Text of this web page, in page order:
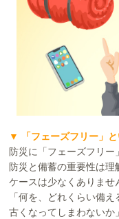
▼ 「フェーズフリー」
防災に「フェーズフリー
防災と備蓄の重要性は理
ケースは少なくありませ
「何を、どれくらい備
古くなってしまわないか